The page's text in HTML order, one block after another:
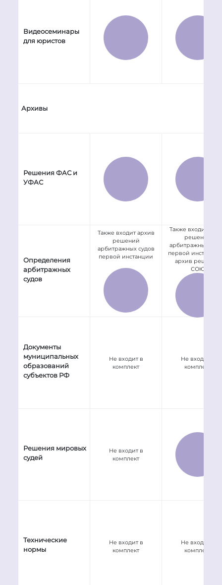
Видеосеминары
для юристов
Архивы
Решения ФАС и
УФАС
Определения
арбитражных
судов
Документы
муниципальных
образований
субъектов РФ
Решения мировых
судей
Технические
нормы
Также входит архив
решений
арбитражных судов
первой инстанции
Не входит в
комплект
Не входит в
комплект
Не входит в
комплект
Также входит
решений
арбитражных
первой
архив решений
СОЮ
Не входит в
комплект
Не входит в
комплект